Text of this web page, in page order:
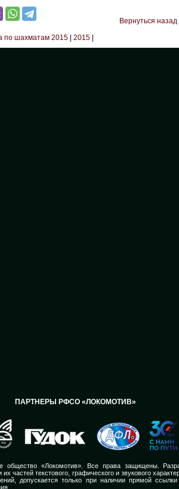
Вернуться назад
по шахматам 2015 2015
ПАРТНЕРЫ РФСО «ЛОКОМОТИВ»
общество «Локомотив». Все права защищены.
частей текстового, графического и звукового
допускается только при наличии прямой